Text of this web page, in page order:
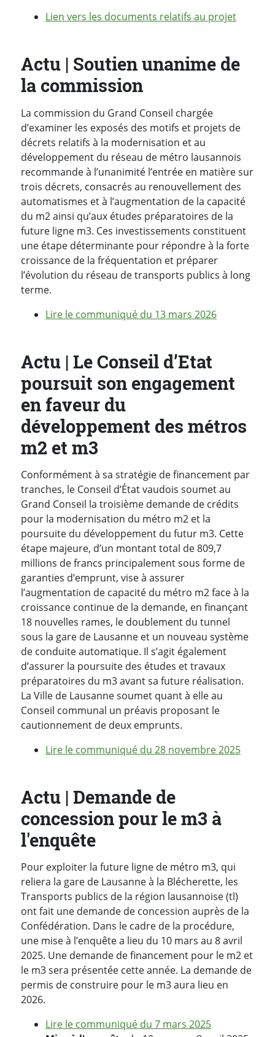
Lien vers les documents relatifs au projet
Actu | Soutien unanime de
la commission
La commission du Grand Conseil chargée
d’examiner les exposés des motifs et projets de
décrets relatifs à la modernisation et au
développement du réseau de métro lausannois
recommande à l’unanimité l’entrée en matière sur
trois décrets, consacrés au renouvellement des
automatismes et à l’augmentation de la capacité
du m2 ainsi qu’aux études préparatoires de la
future ligne m3. Ces investissements constituent
une étape déterminante pour répondre à la forte
croissance de la fréquentation et préparer
l’évolution du réseau de transports publics à long
terme.
Lire le communiqué du 13 mars 2026
Actu | Le Conseil d’Etat
poursuit son engagement
en faveur du
développement des métros
m2 et m3
Conformément à sa stratégie de financement par
tranches, le Conseil d’État vaudois soumet au
Grand Conseil la troisième demande de crédits
pour la modernisation du métro m2 et la
poursuite du développement du futur m3. Cette
étape majeure, d’un montant total de 809,7
millions de francs principalement sous forme de
garanties d’emprunt, vise à assurer
l’augmentation de capacité du métro m2 face à la
croissance continue de la demande, en finançant
18 nouvelles rames, le doublement du tunnel
sous la gare de Lausanne et un nouveau système
de conduite automatique. Il s’agit également
d’assurer la poursuite des études et travaux
préparatoires du m3 avant sa future réalisation.
La Ville de Lausanne soumet quant à elle au
Conseil communal un préavis proposant le
cautionnement de deux emprunts.
Lire le communiqué du 28 novembre 2025
Actu | Demande de
concession pour le m3 à
l'enquête
Pour exploiter la future ligne de métro m3, qui
reliera la gare de Lausanne à la Blécherette, les
Transports publics de la région lausannoise (tl)
ont fait une demande de concession auprès de la
Confédération. Dans le cadre de la procédure,
une mise à l’enquête a lieu du 10 mars au 8 avril
2025. Une demande de financement pour le m2 et
le m3 sera présentée cette année. La demande de
permis de construire pour le m3 aura lieu en
2026.
Lire le communiqué du 7 mars 2025